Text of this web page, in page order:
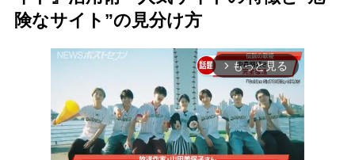
険なサイト”の見分け方
arrow_forward_ios もっと見る